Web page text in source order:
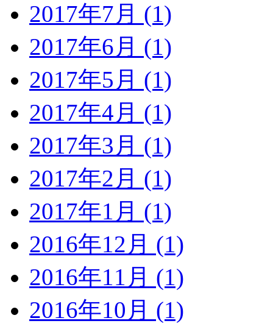
2017年7月 (1)
2017年6月 (1)
2017年5月 (1)
2017年4月 (1)
2017年3月 (1)
2017年2月 (1)
2017年1月 (1)
2016年12月 (1)
2016年11月 (1)
2016年10月 (1)